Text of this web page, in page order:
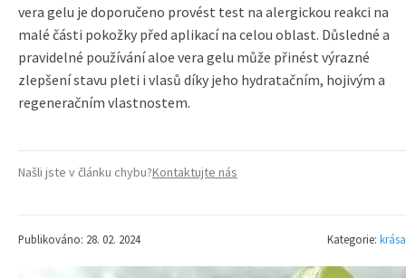
vera gelu je doporučeno provést test na alergickou reakci na
malé části pokožky před aplikací na celou oblast. Důsledné a
pravidelné používání aloe vera gelu může přinést výrazné
zlepšení stavu pleti i vlasů díky jeho hydratačním, hojivým a
regeneračním vlastnostem.
Našli jste v článku chybu?Kontaktujte nás
Publikováno: 28. 02. 2024 Kategorie: krása